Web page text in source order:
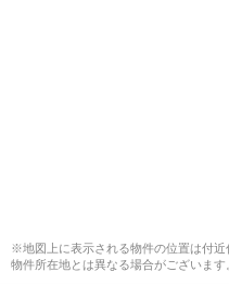
※地図上に表示される物件の位置は付
物件所在地とは異なる場合がございます